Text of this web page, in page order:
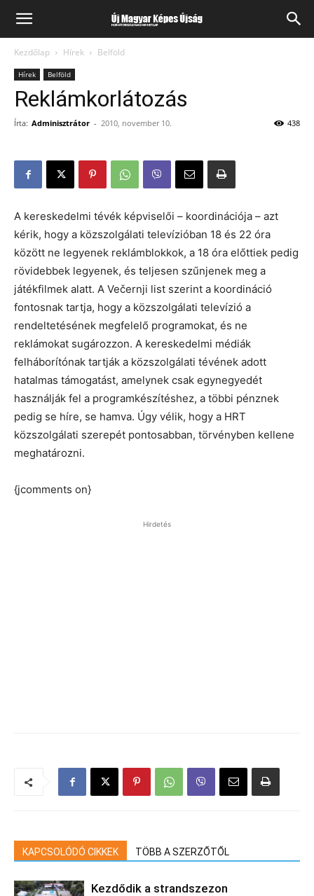
Kezdőlap Hírek Belföld
Hírek Belföld
Reklámkorlátozás
Írta: Adminisztrátor - 2010, november 10. 438
A kereskedelmi tévék képviselői – koordinációja – azt
kérik, hogy a közszolgálati televízióban 18 és 22 óra
között ne legyenek reklámblokkok, a 18 óra előttiek pedig
rövidebbek legyenek, és teljesen szűnjenek meg a
játékfilmek alatt. A Večernji list szerint a koordináció
fontosnak tartja, hogy a közszolgálati televízió a
rendeltetésének megfelelő programokat, és ne
reklámokat sugározzon. A kereskedelmi médiák
felháborítónak tartják a közszolgálati tévének adott
hatalmas támogatást, amelynek csak egynegyedét
használják fel a programkészítéshez, a többi pénznek
pedig se híre, se hamva. Úgy vélik, hogy a HRT
közszolgálati szerepét pontosabban, törvényben kellene
meghatározni.
{jcomments on}
Hirdetés
KAPCSOLÓDÓ CIKKEK TÖBB A SZERZŐTŐL
Kezdődik a strandszezon